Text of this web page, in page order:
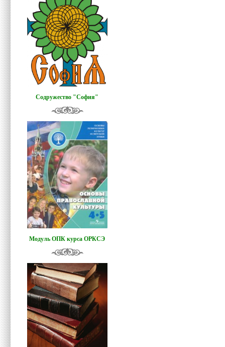
Содружество "София"
Модуль ОПК курса ОРКСЭ